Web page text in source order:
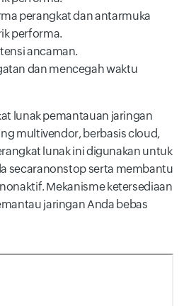
perangkat dan antarmuka
performa.
ancaman.
dan mencegah waktu
lunak pemantauan jaringan
multivendor, berbasis cloud,
lunak ini digunakan untuk
secaranonstop serta membantu
Mekanisme ketersediaan
jaringan Anda bebas